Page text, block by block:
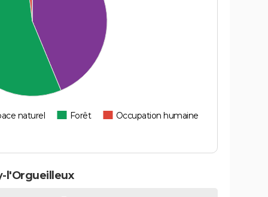
naturel Forêt Occupation humaine
l'Orgueilleux